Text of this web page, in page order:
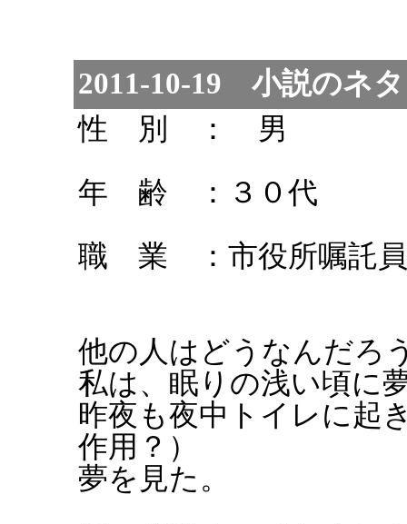
2011-10-19 小説のネ
性 別 ： 男
年 齢 ：３０代
職 業 ：市役所嘱託員
他の人はどうなんだろ
私は、眠りの浅い頃に
昨夜も夜中トイレに起
作用？）
夢を見た。